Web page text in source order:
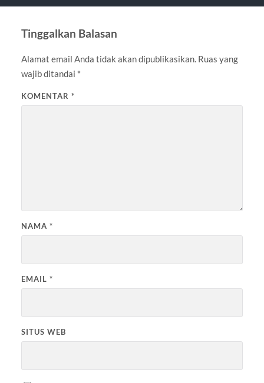
Tinggalkan Balasan
Alamat email Anda tidak akan dipublikasikan. Ruas yang
wajib ditandai *
KOMENTAR *
NAMA *
EMAIL *
SITUS WEB